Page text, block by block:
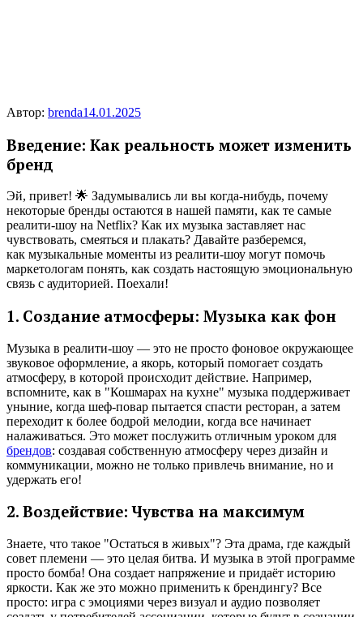
Автор: brenda14.01.2025
Введение: Как реальность может изменить
бренд
Эй, привет! 🌟 Задумывались ли вы когда-нибудь, почему
некоторые бренды остаются в нашей памяти, как те самые
реалити-шоу на Netflix? Как их музыка заставляет нас
чувствовать, смеяться и плакать? Давайте разберемся,
как музыкальные моменты из реалити-шоу могут помочь
маркетологам понять, как создать настоящую эмоциональную
связь с аудиторией. Поехали!
1. Создание атмосферы: Музыка как фон
Музыка в реалити-шоу — это не просто фоновое окружающее
звуковое оформление, а якорь, который помогает создать
атмосферу, в которой происходит действие. Например,
вспомните, как в "Кошмарах на кухне" музыка поддерживает
уныние, когда шеф-повар пытается спасти ресторан, а затем
переходит к более бодрой мелодии, когда все начинает
налаживаться. Это может послужить отличным уроком для
брендов: создавая собственную атмосферу через дизайн и
коммуникации, можно не только привлечь внимание, но и
удержать его!
2. Воздействие: Чувства на максимум
Знаете, что такое "Остаться в живых"? Эта драма, где каждый
совет племени — это целая битва. И музыка в этой программе
просто бомба! Она создает напряжение и придаёт историю
яркости. Как же это можно применить к брендингу? Все
просто: игра с эмоциями через визуал и аудио позволяет